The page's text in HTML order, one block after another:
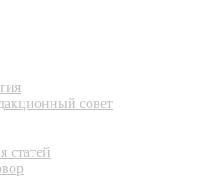
совет
статей